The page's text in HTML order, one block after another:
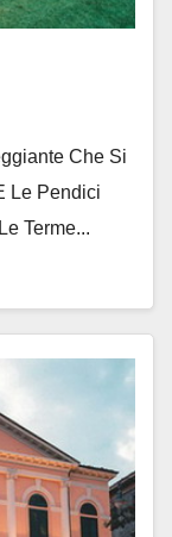
Che Si
Le Pendici
Terme...